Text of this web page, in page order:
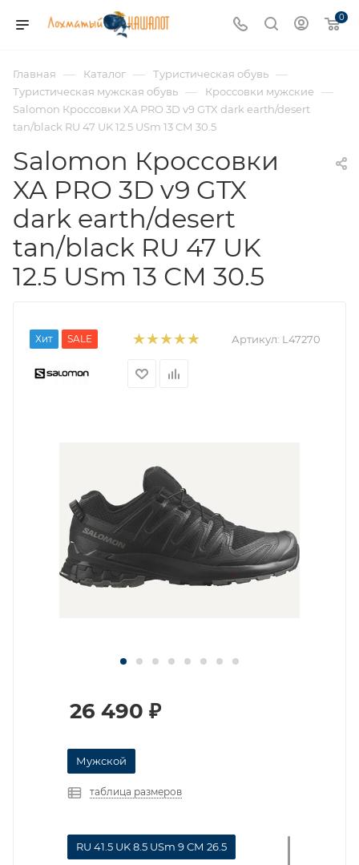
0
Главная — Каталог — Туристическая обувь —
Туристическая мужская обувь — Кроссовки мужские —
Salomon Кроссовки XA PRO 3D v9 GTX dark earth/desert
tan/black RU 47 UK 12.5 USm 13 СМ 30.5
Salomon Кроссовки
XA PRO 3D v9 GTX
dark earth/desert
tan/black RU 47 UK
12.5 USm 13 СМ 30.5
Хит SALE Артикул: L47270
26 490 ₽
Мужской
таблица размеров
RU 41.5 UK 8.5 USm 9 СМ 26.5